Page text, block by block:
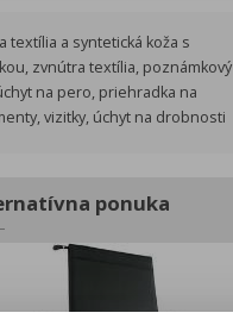
textília a syntetická koža s
zvnútra textília, poznámkový
na pero, priehradka na
vizitky, úchyt na drobnosti
ponuka